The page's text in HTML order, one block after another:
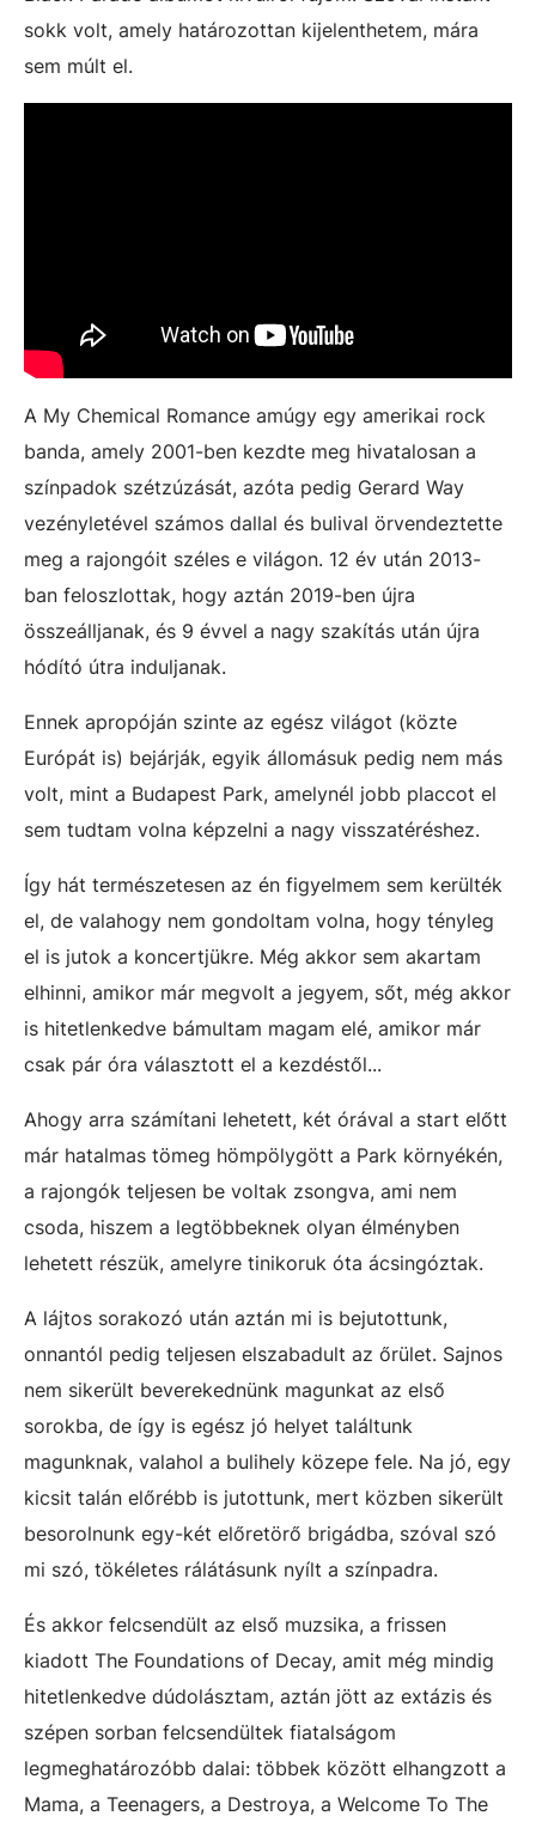
sokk volt, amely határozottan kijelenthetem, mára
sem múlt el.
A My Chemical Romance amúgy egy amerikai rock
banda, amely 2001-ben kezdte meg hivatalosan a
színpadok szétzúzását, azóta pedig Gerard Way
vezényletével számos dallal és bulival örvendeztette
meg a rajongóit széles e világon. 12 év után 2013-
ban feloszlottak, hogy aztán 2019-ben újra
összeálljanak, és 9 évvel a nagy szakítás után újra
hódító útra induljanak.
Ennek apropóján szinte az egész világot (közte
Európát is) bejárják, egyik állomásuk pedig nem más
volt, mint a Budapest Park, amelynél jobb placcot el
sem tudtam volna képzelni a nagy visszatéréshez.
Így hát természetesen az én figyelmem sem kerülték
el, de valahogy nem gondoltam volna, hogy tényleg
el is jutok a koncertjükre. Még akkor sem akartam
elhinni, amikor már megvolt a jegyem, sőt, még akkor
is hitetlenkedve bámultam magam elé, amikor már
csak pár óra választott el a kezdéstől...
Ahogy arra számítani lehetett, két órával a start előtt
már hatalmas tömeg hömpölygött a Park környékén,
a rajongók teljesen be voltak zsongva, ami nem
csoda, hiszem a legtöbbeknek olyan élményben
lehetett részük, amelyre tinikoruk óta ácsingóztak.
A lájtos sorakozó után aztán mi is bejutottunk,
onnantól pedig teljesen elszabadult az őrület. Sajnos
nem sikerült beverekednünk magunkat az első
sorokba, de így is egész jó helyet találtunk
magunknak, valahol a bulihely közepe fele. Na jó, egy
kicsit talán előrébb is jutottunk, mert közben sikerült
besorolnunk egy-két előretörő brigádba, szóval szó
mi szó, tökéletes rálátásunk nyílt a színpadra.
És akkor felcsendült az első muzsika, a frissen
kiadott The Foundations of Decay, amit még mindig
hitetlenkedve dúdolásztam, aztán jött az extázis és
szépen sorban felcsendültek fiatalságom
legmeghatározóbb dalai: többek között elhangzott a
Mama, a Teenagers, a Destroya, a Welcome To The